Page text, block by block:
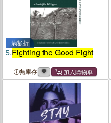
滿額折
5.Fighting the Good Fight
無庫存